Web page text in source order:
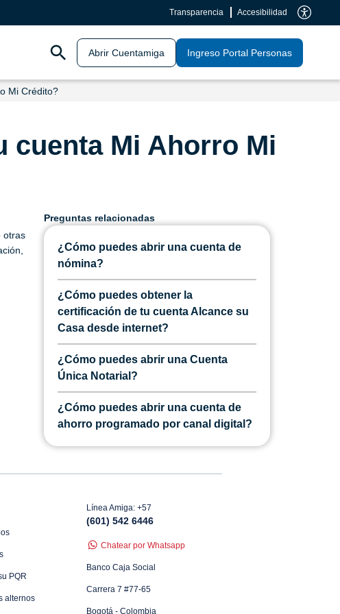
Transparencia Accesibilidad
Abrir Cuentamiga Ingreso Portal Personas
Mi Crédito?
cuenta Mi Ahorro Mi
otras
Preguntas relacionadas
¿Cómo puedes abrir una cuenta de
nómina?
¿Cómo puedes obtener la
certificación de tu cuenta Alcance su
Casa desde internet?
¿Cómo puedes abrir una Cuenta
Única Notarial?
¿Cómo puedes abrir una cuenta de
ahorro programado por canal digital?
PQR
alternos
Línea Amiga: +57
(601) 542 6446
Chatear por Whatsapp
Banco Caja Social
Carrera 7 #77-65
Bogotá - Colombia